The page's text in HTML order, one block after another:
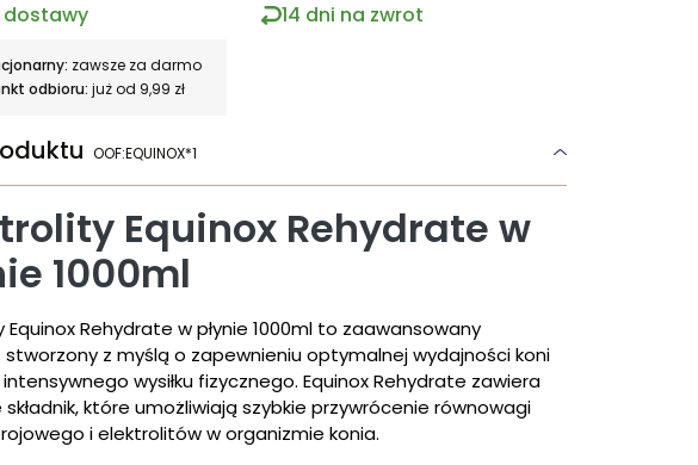
dostawy
zawsze za darmo
odbioru: już od 9,99 zł
14 dni na zwrot
OOF:EQUINOX*1
Equinox Rehydrate w
1000ml
Equinox Rehydrate w płynie 1000ml to zaawansowany
z myślą o zapewnieniu optymalnej wydajności koni
wysiłku fizycznego. Equinox Rehydrate zawiera
składnik, które umożliwiają szybkie przywrócenie równowagi
i elektrolitów w organizmie konia.